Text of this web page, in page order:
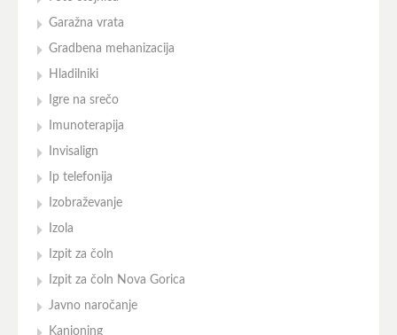
Garažna vrata
Gradbena mehanizacija
Hladilniki
Igre na srečo
Imunoterapija
Invisalign
Ip telefonija
Izobraževanje
Izola
Izpit za čoln
Izpit za čoln Nova Gorica
Javno naročanje
Kanjoning